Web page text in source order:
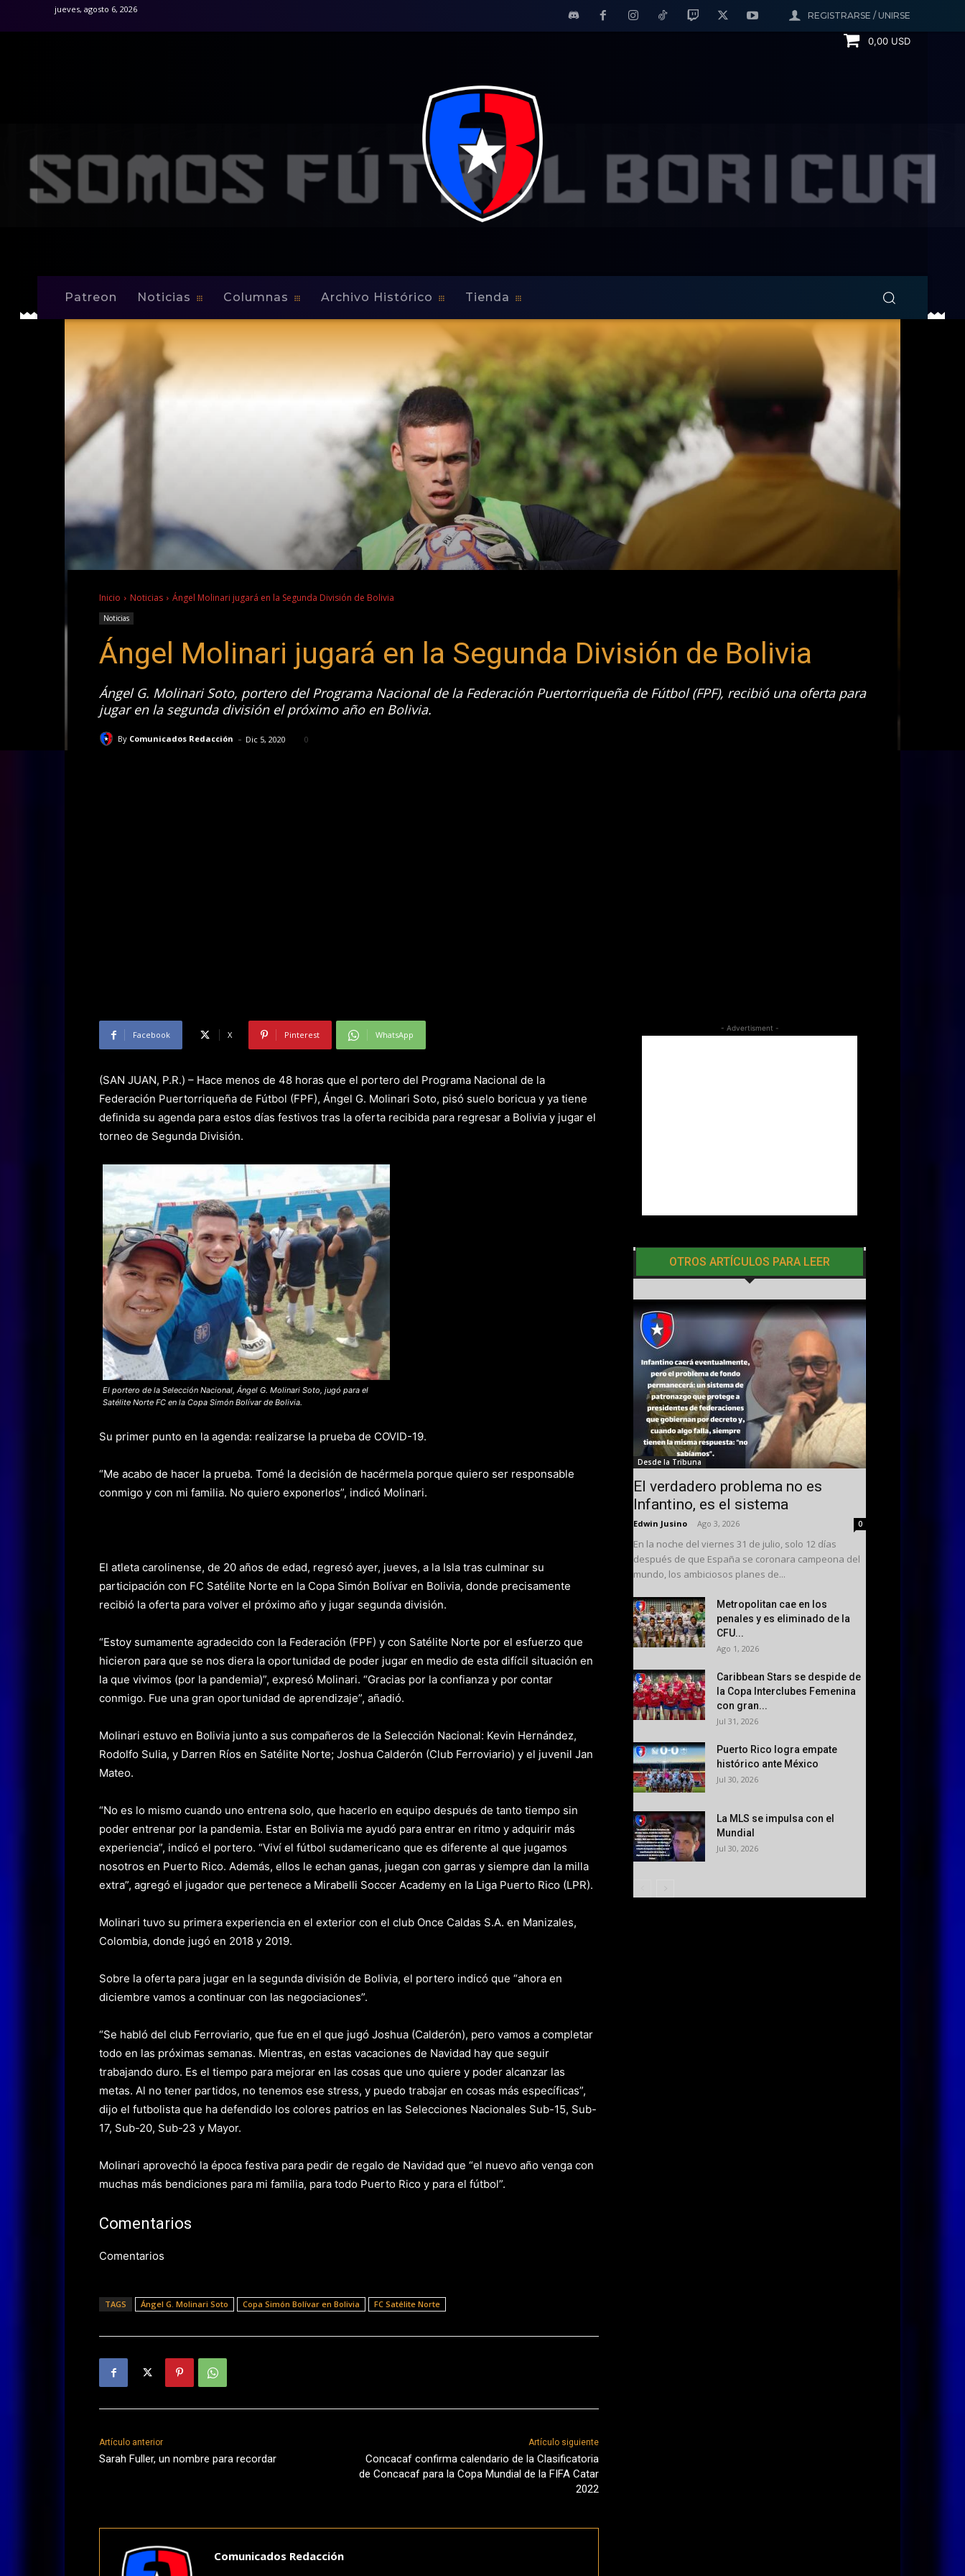
REGISTRARSE / UNIRSE
jueves, agosto 6, 2026
0,00 USD
Patreon Noticias Columnas Archivo Histórico Tienda
Inicio Noticias Ángel Molinari jugará en la Segunda División de Bolivia
Noticias
Ángel Molinari jugará en la Segunda División de Bolivia
Ángel G. Molinari Soto, portero del Programa Nacional de la Federación Puertorriqueña de Fútbol (FPF), recibió una oferta para
jugar en la segunda división el próximo año en Bolivia.
By Comunicados Redacción - Dic 5, 2020 0
Facebook X Pinterest WhatsApp
(SAN JUAN, P.R.) – Hace menos de 48 horas que el portero del Programa Nacional de la
Federación Puertorriqueña de Fútbol (FPF), Ángel G. Molinari Soto, pisó suelo boricua y ya tiene
definida su agenda para estos días festivos tras la oferta recibida para regresar a Bolivia y jugar el
torneo de Segunda División.
El portero de la Selección Nacional, Ángel G. Molinari Soto, jugó para el
Satélite Norte FC en la Copa Simón Bolívar de Bolivia.
Su primer punto en la agenda: realizarse la prueba de COVID-19.
“Me acabo de hacer la prueba. Tomé la decisión de hacérmela porque quiero ser responsable
conmigo y con mi familia. No quiero exponerlos”, indicó Molinari.
El atleta carolinense, de 20 años de edad, regresó ayer, jueves, a la Isla tras culminar su
participación con FC Satélite Norte en la Copa Simón Bolívar en Bolivia, donde precisamente
recibió la oferta para volver el próximo año y jugar segunda división.
“Estoy sumamente agradecido con la Federación (FPF) y con Satélite Norte por el esfuerzo que
hicieron para que se nos diera la oportunidad de poder jugar en medio de esta difícil situación en
la que vivimos (por la pandemia)”, expresó Molinari. “Gracias por la confianza y por contar
conmigo. Fue una gran oportunidad de aprendizaje”, añadió.
Molinari estuvo en Bolivia junto a sus compañeros de la Selección Nacional: Kevin Hernández,
Rodolfo Sulia, y Darren Ríos en Satélite Norte; Joshua Calderón (Club Ferroviario) y el juvenil Jan
Mateo.
“No es lo mismo cuando uno entrena solo, que hacerlo en equipo después de tanto tiempo sin
poder entrenar por la pandemia. Estar en Bolivia me ayudó para entrar en ritmo y adquirir más
experiencia”, indicó el portero. “Viví el fútbol sudamericano que es diferente al que jugamos
nosotros en Puerto Rico. Además, ellos le echan ganas, juegan con garras y siempre dan la milla
extra”, agregó el jugador que pertenece a Mirabelli Soccer Academy en la Liga Puerto Rico (LPR).
Molinari tuvo su primera experiencia en el exterior con el club Once Caldas S.A. en Manizales,
Colombia, donde jugó en 2018 y 2019.
Sobre la oferta para jugar en la segunda división de Bolivia, el portero indicó que “ahora en
diciembre vamos a continuar con las negociaciones”.
“Se habló del club Ferroviario, que fue en el que jugó Joshua (Calderón), pero vamos a completar
todo en las próximas semanas. Mientras, en estas vacaciones de Navidad hay que seguir
trabajando duro. Es el tiempo para mejorar en las cosas que uno quiere y poder alcanzar las
metas. Al no tener partidos, no tenemos ese stress, y puedo trabajar en cosas más específicas”,
dijo el futbolista que ha defendido los colores patrios en las Selecciones Nacionales Sub-15, Sub-
17, Sub-20, Sub-23 y Mayor.
Molinari aprovechó la época festiva para pedir de regalo de Navidad que “el nuevo año venga con
muchas más bendiciones para mi familia, para todo Puerto Rico y para el fútbol”.
Comentarios
Comentarios
TAGS Ángel G. Molinari Soto Copa Simón Bolívar en Bolivia FC Satélite Norte
Artículo anterior
Sarah Fuller, un nombre para recordar
Artículo siguiente
Concacaf confirma calendario de la Clasificatoria
de Concacaf para la Copa Mundial de la FIFA Catar
2022
Comunicados Redacción
- Advertisment -
OTROS ARTÍCULOS PARA LEER
Desde la Tribuna
El verdadero problema no es
Infantino, es el sistema
Edwin Jusino Ago 3, 2026 0
En la noche del viernes 31 de julio, solo 12 días
después de que España se coronara campeona del
mundo, los ambiciosos planes de...
Metropolitan cae en los
penales y es eliminado de la
CFU...
Ago 1, 2026
Caribbean Stars se despide de
la Copa Interclubes Femenina
con gran...
Jul 31, 2026
Puerto Rico logra empate
histórico ante México
Jul 30, 2026
La MLS se impulsa con el
Mundial
Jul 30, 2026